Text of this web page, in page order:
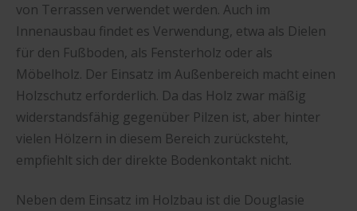
von Terrassen verwendet werden. Auch im
Innenausbau findet es Verwendung, etwa als Dielen
für den Fußboden, als Fensterholz oder als
Möbelholz. Der Einsatz im Außenbereich macht einen
Holzschutz erforderlich. Da das Holz zwar mäßig
widerstandsfähig gegenüber Pilzen ist, aber hinter
vielen Hölzern in diesem Bereich zurücksteht,
empfiehlt sich der direkte Bodenkontakt nicht.
Neben dem Einsatz im Holzbau ist die Douglasie